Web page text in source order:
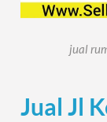
jual
Jual Jl